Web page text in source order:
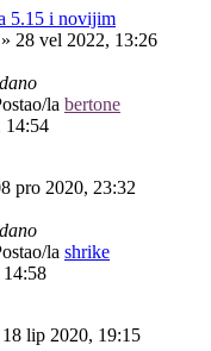
5.15 i novijim
» 28 vel 2022, 13:26
la bertone
14:54
pro 2020, 23:32
la shrike
18 lip 2020, 19:15